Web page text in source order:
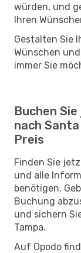
würden, und
Ihren
Gestalten Sie
Wünschen
immer Sie
Buchen
nach
Preis
Finden Sie
und alle
benötigen.
Buchung
und sichern
Tampa.
Auf Opodo